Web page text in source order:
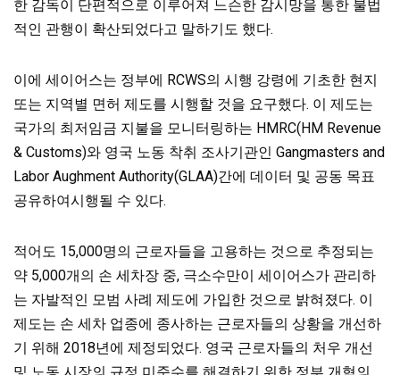
한 감독이 단편적으로 이루어져 느슨한 감시망을 통한 불법
적인 관행이 확산되었다고 말하기도 했다.
이에 세이어스는 정부에 RCWS의 시행 강령에 기초한 현지
또는 지역별 면허 제도를 시행할 것을 요구했다. 이 제도는
국가의 최저임금 지불을 모니터링하는 HMRC(HM Revenue
& Customs)와 영국 노동 착취 조사기관인 Gangmasters and
Labor Aughment Authority(GLAA)간에 데이터 및 공동 목표
공유하여시행될 수 있다.
적어도 15,000명의 근로자들을 고용하는 것으로 추정되는
약 5,000개의 손 세차장 중, 극소수만이 세이어스가 관리하
는 자발적인 모범 사례 제도에 가입한 것으로 밝혀졌다. 이
제도는 손 세차 업종에 종사하는 근로자들의 상황을 개선하
기 위해 2018년에 제정되었다. 영국 근로자들의 처우 개선